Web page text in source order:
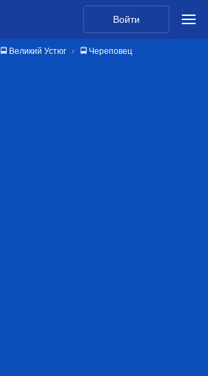
Войти
🚍 Великий Устюг 🚍 Череповец